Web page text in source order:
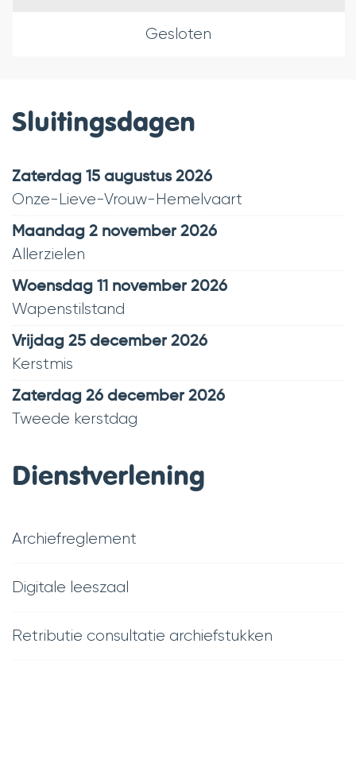
Gesloten
Sluitingsdagen
zaterdag 15 augustus 2026
Onze-Lieve-Vrouw-Hemelvaart
maandag 2 november 2026
Allerzielen
woensdag 11 november 2026
Wapenstilstand
vrijdag 25 december 2026
Kerstmis
zaterdag 26 december 2026
Tweede kerstdag
Dienstverlening
Archiefreglement
Digitale leeszaal
Retributie consultatie archiefstukken